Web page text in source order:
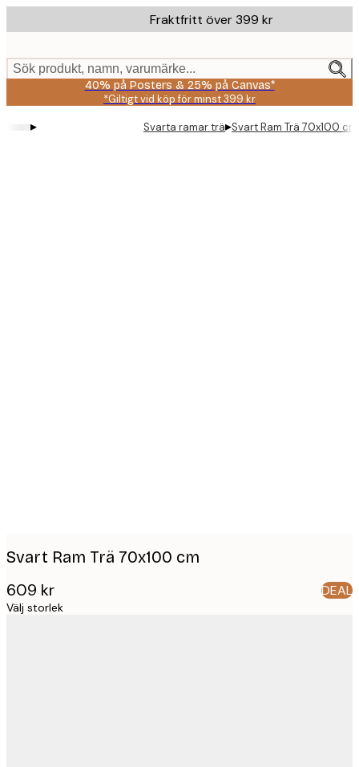
to
content.
Fraktfritt över 399 kr
Sök produkt, namn, varumärke...
40% på Posters & 25% på Canvas*
*Giltigt vid köp för minst 399 kr
▸ Svarta ramar trä▸Svart Ram Trä 70x100 cm
Svart Ram Trä 70x100 cm
609 kr DEAL
Välj storlek